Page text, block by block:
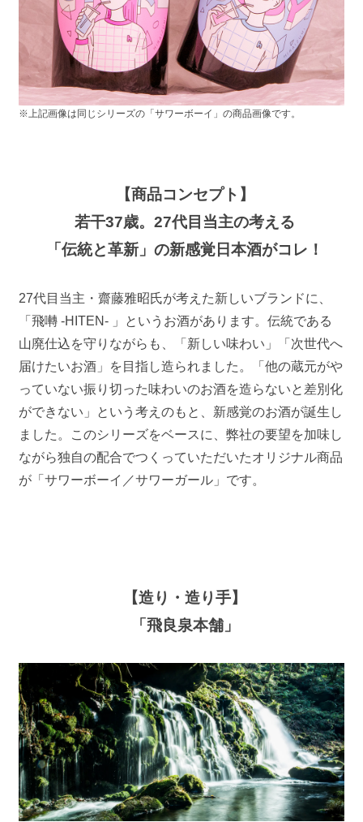
※上記画像は同じシリーズの「サワーボーイ」の商品画像です。
【商品コンセプト】
若干37歳。27代目当主の考える
「伝統と革新」の新感覚日本酒がコレ！
27代目当主・齋藤雅昭氏が考えた新しいブランドに、
「飛囀 -HITEN- 」というお酒があります。伝統である
山廃仕込を守りながらも、「新しい味わい」「次世代へ
届けたいお酒」を目指し造られました。「他の蔵元がや
っていない振り切った味わいのお酒を造らないと差別化
ができない」という考えのもと、新感覚のお酒が誕生し
ました。このシリーズをベースに、弊社の要望を加味し
ながら独自の配合でつくっていただいたオリジナル商品
が「サワーボーイ／サワーガール」です。
【造り・造り手】
「飛良泉本舗」